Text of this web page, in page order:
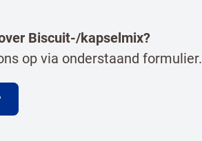
Biscuit-/kapselmix?
op via onderstaand formulier.
van de